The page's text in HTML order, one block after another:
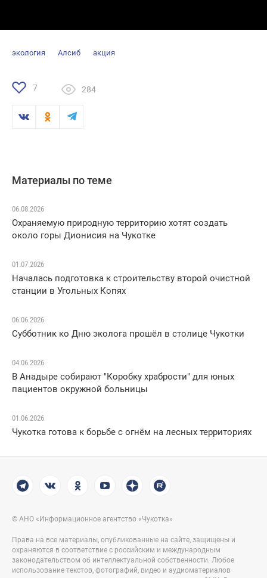
экология Алсиб акция
7 284
Материалы по теме
06.08.2026
Охраняемую природную территорию хотят создать
около горы Дионисия на Чукотке
01.07.2026
Началась подготовка к строительству второй очистной
станции в Угольных Копях
06.06.2026
Субботник ко Дню эколога прошёл в столице Чукотки
04.06.2026
В Анадыре собирают "Коробку храбрости" для юных
пациентов окружной больницы
01.06.2026
Чукотка готова к борьбе с огнём на лесных территориях
© АНО «Информационное агентство «Чукотка»
Права на все материалы, опубликованные на сайте, защищены и
охраняются в соответствие с российским и международным
законодательством об интеллектуальной собственности. Любое
использование текстов, фотографий, видео и аудиоматериалов